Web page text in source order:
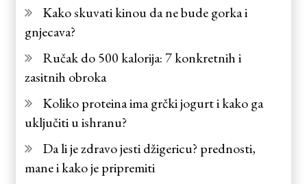
Kako skuvati kinou da ne bude gorka i
gnjecava?
Ručak do 500 kalorija: 7 konkretnih i
zasitnih obroka
Koliko proteina ima grčki jogurt i kako ga
uključiti u ishranu?
Da li je zdravo jesti džigericu? prednosti,
mane i kako je pripremiti